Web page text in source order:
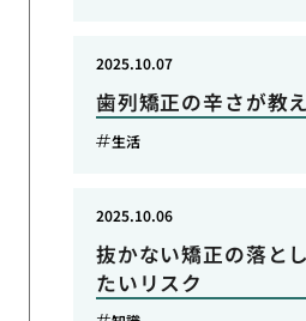
歯列矯正の辛さが教
2025.10.07
生活
抜かない矯正の落と
たいリスク
2025.10.06